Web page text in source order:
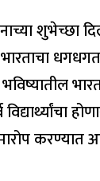
भारताचा
करण्यात